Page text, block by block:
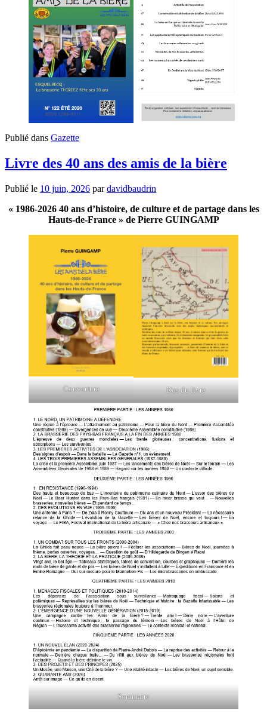
Publié dans Gazette
Livre des 40 ans des amis de la bière
Publié le 10 juin, 2026 pardavidbaudrin
« 1986-2026 40 ans d’histoire, de culture et de partage dans les
Hauts-de-France » de Pierre GUINGAMP
Couverture Dos du livre
Sommaire